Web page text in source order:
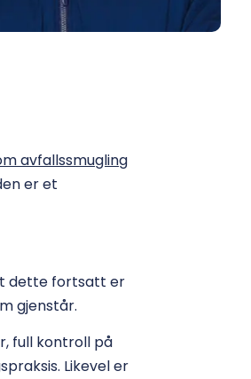
avfallssmugling
er et
dette fortsatt er
gjenstår.
full kontroll på
Likevel er